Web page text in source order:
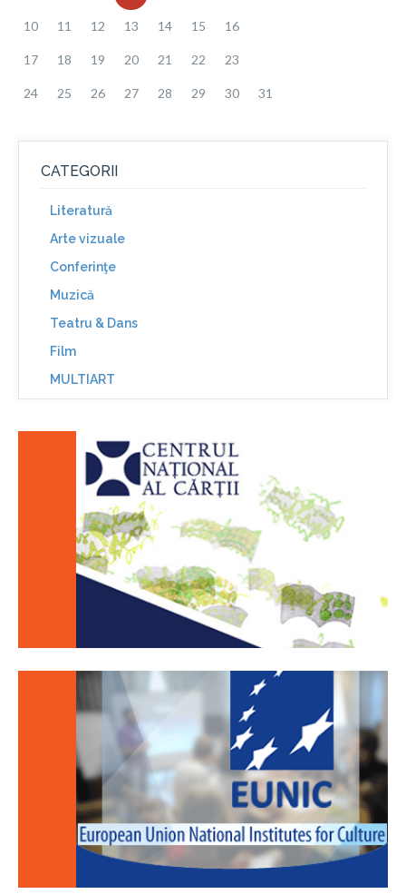
10 11 12 13 14 15 16
17 18 19 20 21 22 23
24 25 26 27 28 29 30 31
CATEGORII
Literatură
Arte vizuale
Conferinţe
Muzică
Teatru & Dans
Film
MULTIART